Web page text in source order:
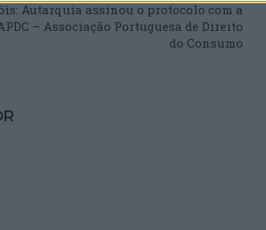
Autarquia assinou o protocolo com a
– Associação Portuguesa de Direito
do Consumo